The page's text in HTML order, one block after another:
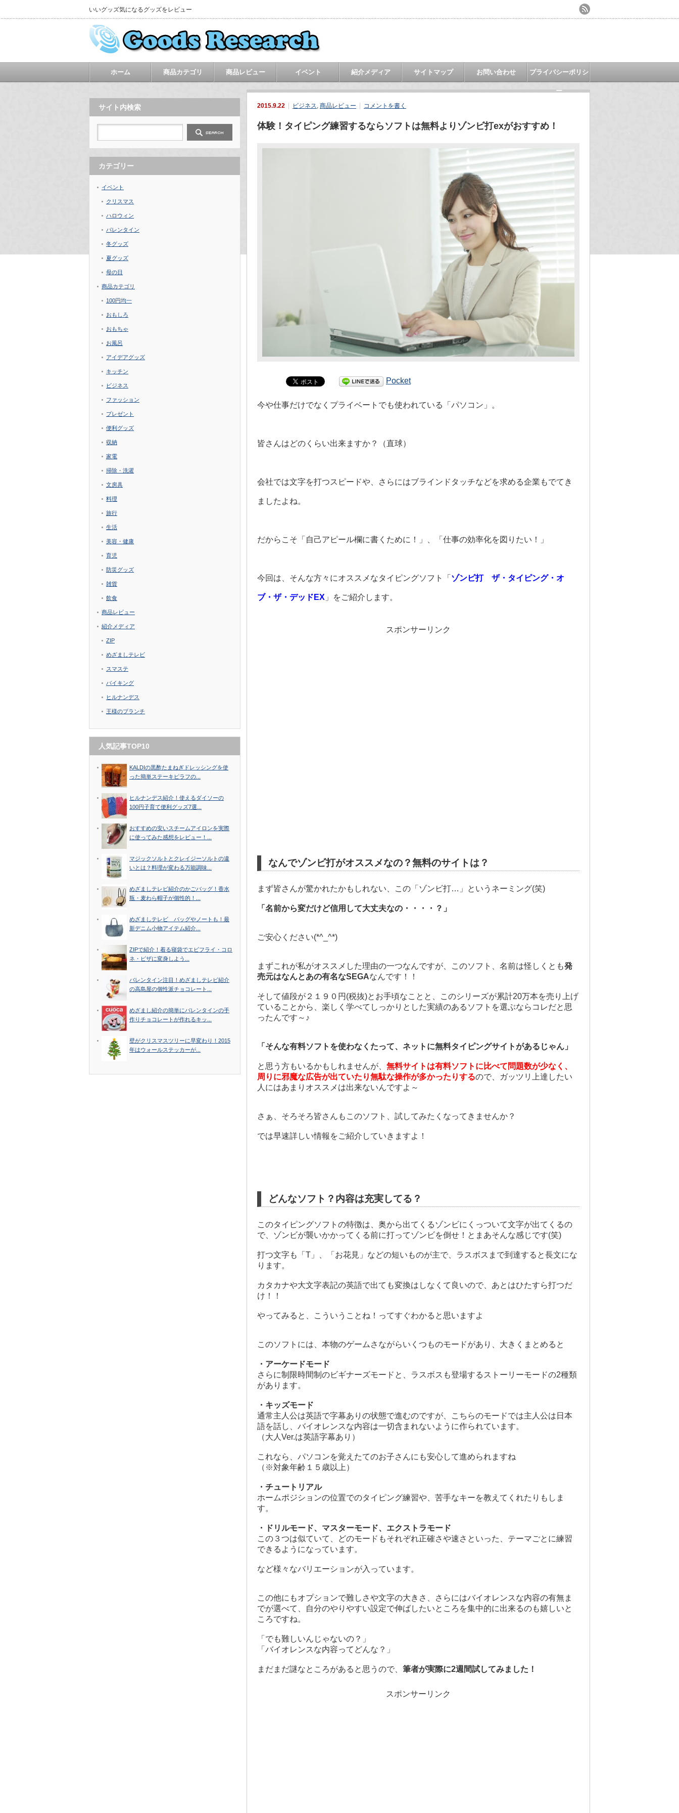
いいグッズ気になるグッズをレビュー
ホーム 商品カテゴリ 商品レビュー イベント 紹介メディア サイトマップ お問い合わせ プライバシーポリシ
ー
2015.9.22 ビジネス, 商品レビュー コメントを書く
体験！タイピング練習するならソフトは無料よりゾンビ打exがおすすめ！
Pocket
今や仕事だけでなくプライベートでも使われている「パソコン」。
皆さんはどのくらい出来ますか？（直球）
会社では文字を打つスピードや、さらにはブラインドタッチなどを求める企業もでてき
ましたよね。
だからこそ「自己アピール欄に書くために！」、「仕事の効率化を図りたい！」
今回は、そんな方々にオススメなタイピングソフト「 ゾンビ打 ザ・タイピング・オ
ブ・ザ・デッドEX 」をご紹介します。
スポンサーリンク
なんでゾンビ打がオススメなの？無料のサイトは？
まず皆さんが驚かれたかもしれない、この「ゾンビ打…」というネーミング(笑)
「名前から変だけど信用して大丈夫なの・・・・？」
ご安心ください(*^_^*)
まずこれが私がオススメした理由の一つなんですが、このソフト、名前は怪しくとも発
売元はなんとあの有名なSEGAなんです！！
そして値段が２１９０円(税抜)とお手頃なことと、このシリーズが累計20万本を売り上げ
ていることから、楽しく学べてしっかりとした実績のあるソフトを選ぶならコレだと思
ったんです～♪
「そんな有料ソフトを使わなくたって、ネットに無料タイピングサイトがあるじゃん」
と思う方もいるかもしれませんが、 無料サイトは有料ソフトに比べて問題数が少なく、
周りに邪魔な広告が出ていたり無駄な操作が多かったりするので、ガッツリ上達したい
人にはあまりオススメは出来ないんですよ～
さぁ、そろそろ皆さんもこのソフト、試してみたくなってきませんか？
では早速詳しい情報をご紹介していきますよ！
どんなソフト？内容は充実してる？
このタイピングソフトの特徴は、奥から出てくるゾンビにくっついて文字が出てくるの
で、ゾンビが襲いかかってくる前に打ってゾンビを倒せ！とまあそんな感じです(笑)
打つ文字も「T」、「お花見」などの短いものが主で、ラスボスまで到達すると長文にな
ります。
カタカナや大文字表記の英語で出ても変換はしなくて良いので、あとはひたすら打つだ
け！！
やってみると、こういうことね！ってすぐわかると思いますよ
このソフトには、本物のゲームさながらいくつものモードがあり、大きくまとめると
・アーケードモード
さらに制限時間制のビギナーズモードと、ラスボスも登場するストーリーモードの2種類
があります。
・キッズモード
通常主人公は英語で字幕ありの状態で進むのですが、こちらのモードでは主人公は日本
語を話し、バイオレンスな内容は一切含まれないように作られています。
（大人Ver.は英語字幕あり）
これなら、パソコンを覚えたてのお子さんにも安心して進められますね
（※対象年齢１５歳以上）
・チュートリアル
ホームポジションの位置でのタイピング練習や、苦手なキーを教えてくれたりもしま
す。
・ドリルモード、マスターモード、エクストラモード
この３つは似ていて、どのモードもそれぞれ正確さや速さといった、テーマごとに練習
できるようになっています。
など様々なバリエーションが入っています。
この他にもオプションで難しさや文字の大きさ、さらにはバイオレンスな内容の有無ま
でが選べて、自分のやりやすい設定で伸ばしたいところを集中的に出来るのも嬉しいと
ころですね。
「でも難しいんじゃないの？」
「バイオレンスな内容ってどんな？」
まだまだ謎なところがあると思うので、 筆者が実際に2週間試してみました！
スポンサーリンク
サイト内検索
カテゴリー
イベント
クリスマス
ハロウィン
バレンタイン
冬グッズ
夏グッズ
母の日
商品カテゴリ
100円均一
おもしろ
おもちゃ
お風呂
アイデアグッズ
キッチン
ビジネス
ファッション
プレゼント
便利グッズ
収納
家電
掃除・洗濯
文房具
料理
旅行
生活
美容・健康
育児
防災グッズ
雑貨
飲食
商品レビュー
紹介メディア
ZIP
めざましテレビ
スマステ
バイキング
ヒルナンデス
王様のブランチ
人気記事TOP10
KALDIの黒酢たまねぎドレッシングを使
った簡単ステーキピラフの...
ヒルナンデス紹介！使えるダイソーの
100円子育て便利グッズ7選...
おすすめの安いスチームアイロンを実際
に使ってみた感想をレビュー！...
マジックソルトとクレイジーソルトの違
いとは？料理が変わる万能調味...
めざましテレビ紹介のかごバッグ！香水
瓶・麦わら帽子が個性的！...
めざましテレビ バッグやノートも！最
新デニム小物アイテム紹介...
ZIPで紹介！着る寝袋でエビフライ・コロ
ネ・ピザに変身しよう...
バレンタイン注目！めざましテレビ紹介
の高島屋の個性派チョコレート...
めざまし紹介の簡単にバレンタインの手
作りチョコレートが作れるキッ...
壁がクリスマスツリーに早変わり！2015
年はウォールステッカーが...